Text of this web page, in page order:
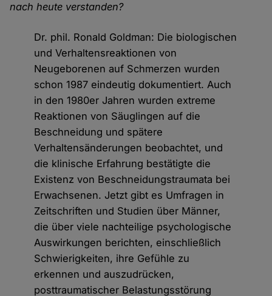
nach heute verstanden?
Dr. phil. Ronald Goldman: Die biologischen
und Verhaltensreaktionen von
Neugeborenen auf Schmerzen wurden
schon 1987 eindeutig dokumentiert. Auch
in den 1980er Jahren wurden extreme
Reaktionen von Säuglingen auf die
Beschneidung und spätere
Verhaltensänderungen beobachtet, und
die klinische Erfahrung bestätigte die
Existenz von Beschneidungstraumata bei
Erwachsenen. Jetzt gibt es Umfragen in
Zeitschriften und Studien über Männer,
die über viele nachteilige psychologische
Auswirkungen berichten, einschließlich
Schwierigkeiten, ihre Gefühle zu
erkennen und auszudrücken,
posttraumatischer Belastungsstörung